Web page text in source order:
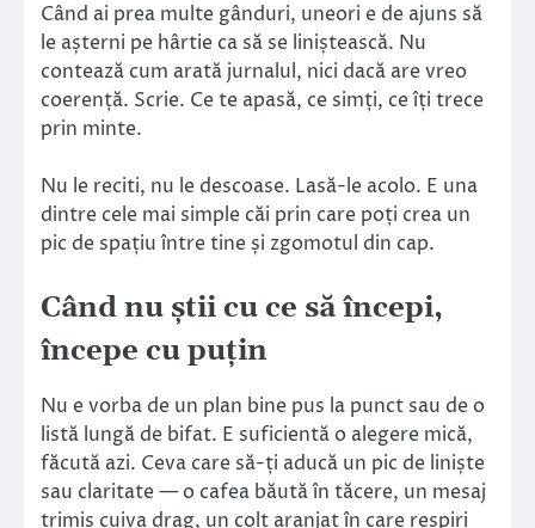
Când ai prea multe gânduri, uneori e de ajuns să
le așterni pe hârtie ca să se liniștească. Nu
contează cum arată jurnalul, nici dacă are vreo
coerență. Scrie. Ce te apasă, ce simți, ce îți trece
prin minte.
Nu le reciti, nu le descoase. Lasă-le acolo. E una
dintre cele mai simple căi prin care poți crea un
pic de spațiu între tine și zgomotul din cap.
Când nu știi cu ce să începi,
începe cu puțin
Nu e vorba de un plan bine pus la punct sau de o
listă lungă de bifat. E suficientă o alegere mică,
făcută azi. Ceva care să-ți aducă un pic de liniște
sau claritate — o cafea băută în tăcere, un mesaj
trimis cuiva drag, un colț aranjat în care respiri